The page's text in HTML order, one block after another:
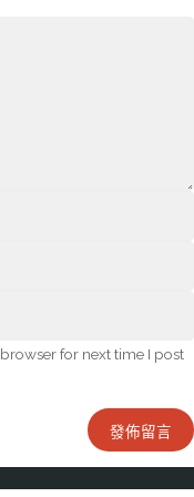
for next time I post